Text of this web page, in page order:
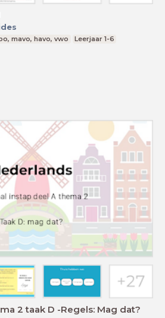
mavo, havo, vwo Leerjaar 1-6
2 taak D -Regels: Mag dat?